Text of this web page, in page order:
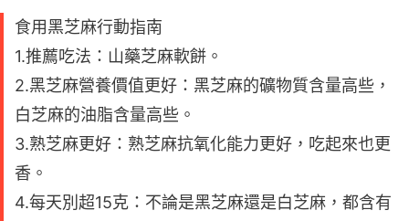
食用黑芝麻行動指南
1.推薦吃法：山藥芝麻軟餅。
2.黑芝麻營養價值更好：黑芝麻的礦物質含量高些，
白芝麻的油脂含量高些。
3.熟芝麻更好：熟芝麻抗氧化能力更好，吃起來也更
香。
4.每天別超15克：不論是黑芝麻還是白芝麻，都含有